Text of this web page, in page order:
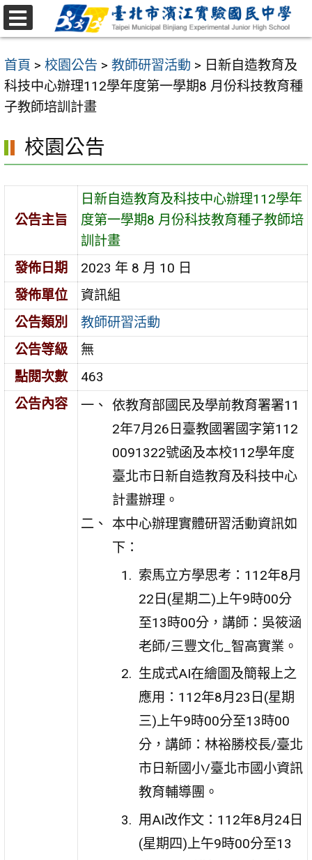
跳
至
要
內
容
首頁 > 校園公告 > 教師研習活動 > 日新自造教育及
科技中心辦理112學年度第一學期8 月份科技教育種
子教師培訓計畫
校園公告
公告主旨
日新自造教育及科技中心辦理112學年
度第一學期8 月份科技教育種子教師培
訓計畫
發佈日期
2023 年 8 月 10 日
發佈單位
資訊組
公告類別
教師研習活動
公告等級
無
點閱次數
463
公告內容
依教育部國民及學前教育署署11
2年7月26日臺教國署國字第112
0091322號函及本校112學年度
臺北市日新自造教育及科技中心
計畫辦理。
本中心辦理實體研習活動資訊如
下：
索馬立方學思考：112年8月
22日(星期二)上午9時00分
至13時00分，講師：吳筱涵
老師/三豐文化_智高實業。
生成式AI在繪圖及簡報上之
應用：112年8月23日(星期
三)上午9時00分至13時00
分，講師：林裕勝校長/臺北
市日新國小/臺北市國小資訊
教育輔導團。
用AI改作文：112年8月24日
(星期四)上午9時00分至13
選
單